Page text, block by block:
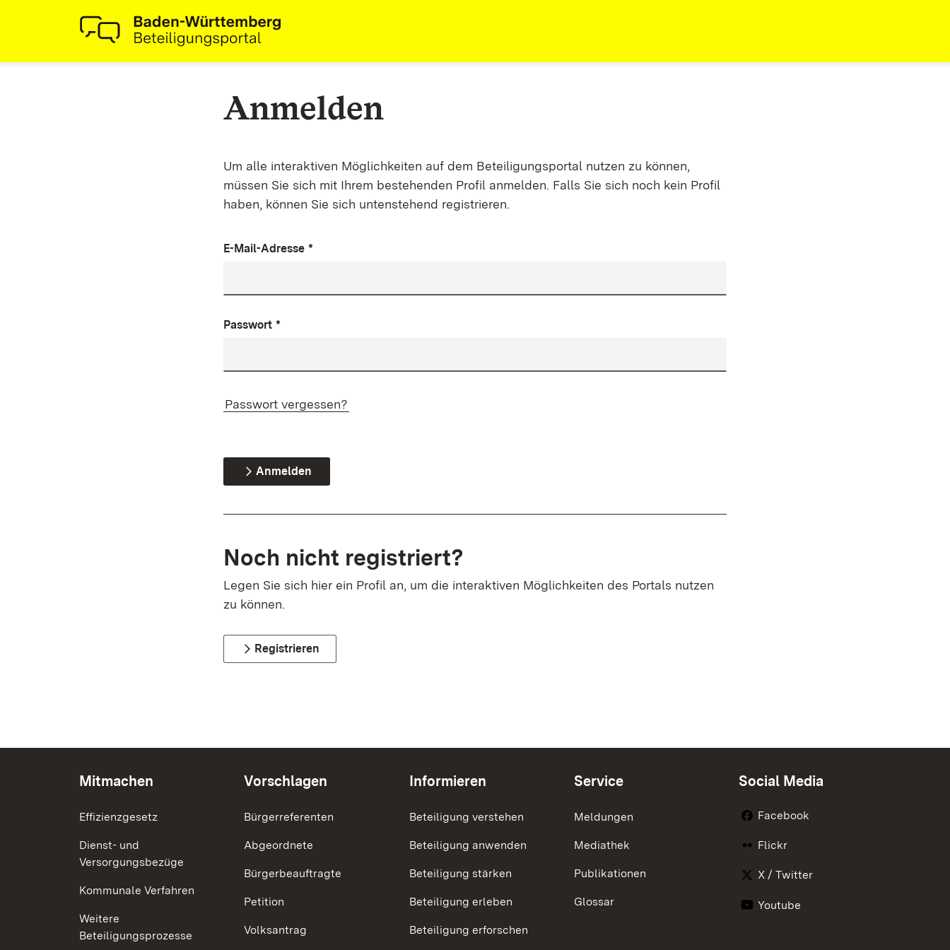
Anmelden
Um alle interaktiven Möglichkeiten auf dem Beteiligungsportal nutzen zu können,
müssen Sie sich mit Ihrem bestehenden Profil anmelden. Falls Sie sich noch kein Profil
haben, können Sie sich untenstehend registrieren.
E-Mail-Adresse *
Passwort *
Passwort vergessen?
Anmelden
Noch nicht registriert?
Legen Sie sich hier ein Profil an, um die interaktiven Möglichkeiten des Portals nutzen
zu können.
Registrieren
Mitmachen
Effizienzgesetz
Dienst- und
Versorgungsbezüge
Kommunale Verfahren
Weitere
Beteiligungsprozesse
Vorschlagen
Bürgerreferenten
Abgeordnete
Bürgerbeauftragte
Petition
Volksantrag
Informieren
Beteiligung verstehen
Beteiligung anwenden
Beteiligung stärken
Beteiligung erleben
Beteiligung erforschen
Service
Meldungen
Mediathek
Publikationen
Glossar
Social Media
Facebook
Flickr
X / Twitter
Youtube